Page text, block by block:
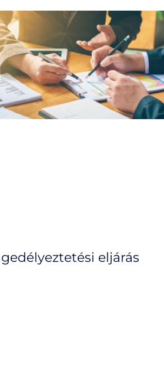
eljárás